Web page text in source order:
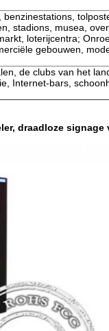
stadions, musea,
loterijcentra;
gebouwen,
de clubs van het
Internet-bars,
draadloze